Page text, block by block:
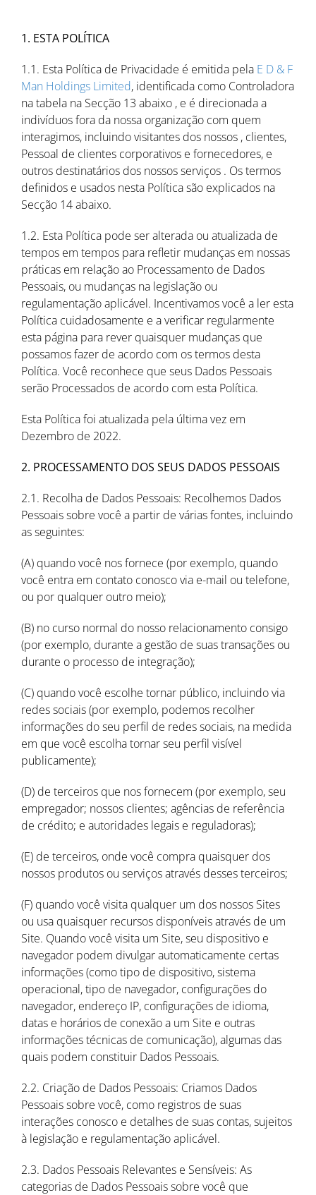
1. ESTA POLÍTICA
1.1. Esta Política de Privacidade é emitida pela E D & F
Man Holdings Limited, identificada como Controladora
na tabela na Secção 13 abaixo , e é direcionada a
indivíduos fora da nossa organização com quem
interagimos, incluindo visitantes dos nossos , clientes,
Pessoal de clientes corporativos e fornecedores, e
outros destinatários dos nossos serviços . Os termos
definidos e usados nesta Política são explicados na
Secção 14 abaixo.
1.2. Esta Política pode ser alterada ou atualizada de
tempos em tempos para refletir mudanças em nossas
práticas em relação ao Processamento de Dados
Pessoais, ou mudanças na legislação ou
regulamentação aplicável. Incentivamos você a ler esta
Política cuidadosamente e a verificar regularmente
esta página para rever quaisquer mudanças que
possamos fazer de acordo com os termos desta
Política. Você reconhece que seus Dados Pessoais
serão Processados de acordo com esta Política.
Esta Política foi atualizada pela última vez em
Dezembro de 2022.
2. PROCESSAMENTO DOS SEUS DADOS PESSOAIS
2.1. Recolha de Dados Pessoais: Recolhemos Dados
Pessoais sobre você a partir de várias fontes, incluindo
as seguintes:
(A) quando você nos fornece (por exemplo, quando
você entra em contato conosco via e-mail ou telefone,
ou por qualquer outro meio);
(B) no curso normal do nosso relacionamento consigo
(por exemplo, durante a gestão de suas transações ou
durante o processo de integração);
(C) quando você escolhe tornar público, incluindo via
redes sociais (por exemplo, podemos recolher
informações do seu perfil de redes sociais, na medida
em que você escolha tornar seu perfil visível
publicamente);
(D) de terceiros que nos fornecem (por exemplo, seu
empregador; nossos clientes; agências de referência
de crédito; e autoridades legais e reguladoras);
(E) de terceiros, onde você compra quaisquer dos
nossos produtos ou serviços através desses terceiros;
(F) quando você visita qualquer um dos nossos Sites
ou usa quaisquer recursos disponíveis através de um
Site. Quando você visita um Site, seu dispositivo e
navegador podem divulgar automaticamente certas
informações (como tipo de dispositivo, sistema
operacional, tipo de navegador, configurações do
navegador, endereço IP, configurações de idioma,
datas e horários de conexão a um Site e outras
informações técnicas de comunicação), algumas das
quais podem constituir Dados Pessoais.
2.2. Criação de Dados Pessoais: Criamos Dados
Pessoais sobre você, como registros de suas
interações conosco e detalhes de suas contas, sujeitos
à legislação e regulamentação aplicável.
2.3. Dados Pessoais Relevantes e Sensíveis: As
categorias de Dados Pessoais sobre você que